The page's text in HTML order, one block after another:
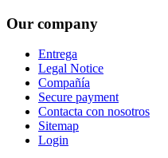
Our company
Entrega
Legal Notice
Compañía
Secure payment
Contacta con nosotros
Sitemap
Login